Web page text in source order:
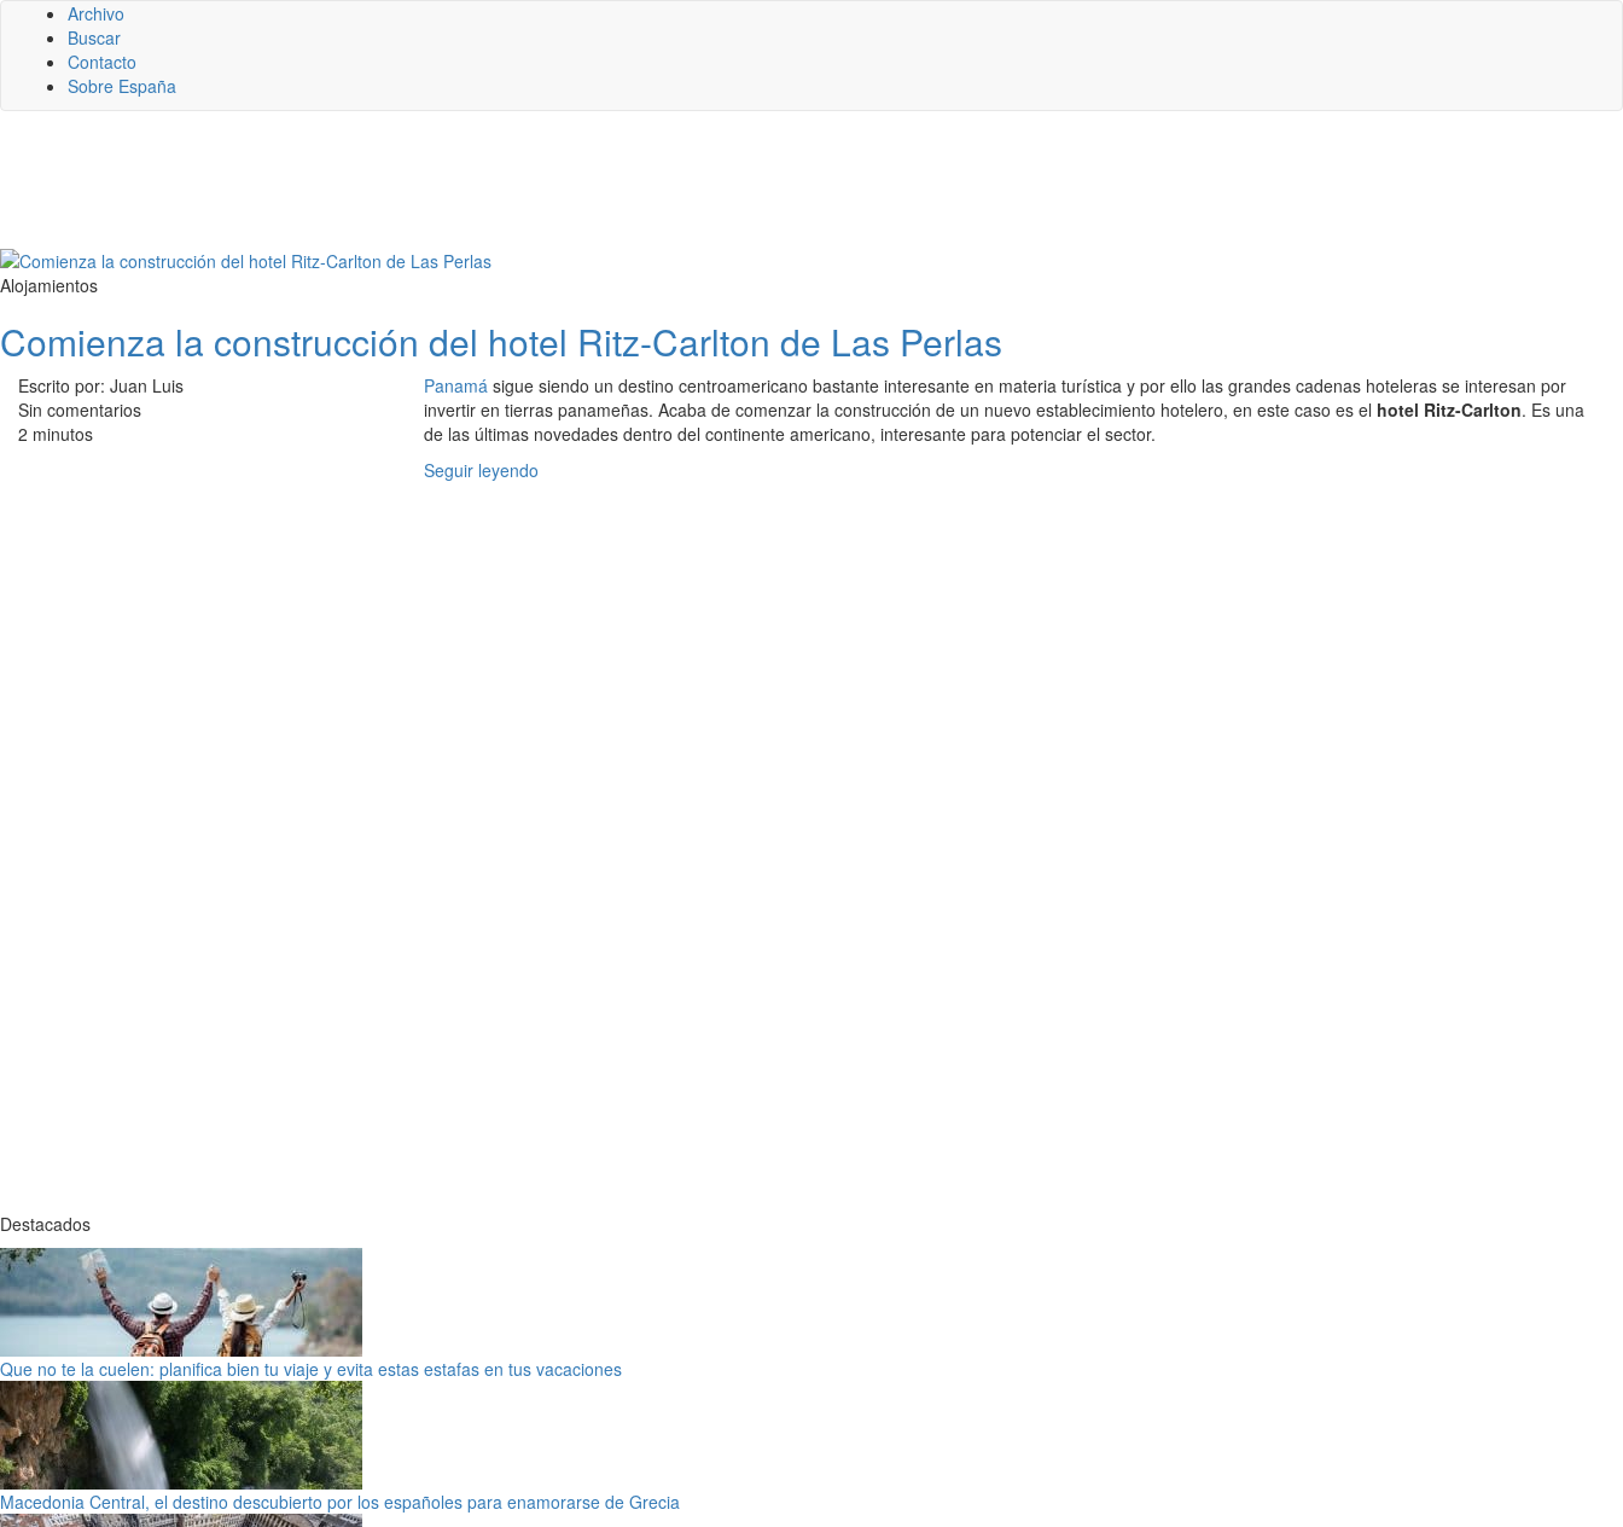
Archivo
Buscar
Contacto
Sobre España
Alojamientos
Comienza la construcción del hotel Ritz-Carlton de Las Perlas
Escrito por: Juan Luis
Sin comentarios
2 minutos
Panamá sigue siendo un destino centroamericano bastante interesante en materia turística y por ello las grandes cadenas hoteleras se interesan por
invertir en tierras panameñas. Acaba de comenzar la construcción de un nuevo establecimiento hotelero, en este caso es el hotel Ritz-Carlton. Es una
de las últimas novedades dentro del continente americano, interesante para potenciar el sector.
Seguir leyendo
Destacados
Que no te la cuelen: planifica bien tu viaje y evita estas estafas en tus vacaciones
Macedonia Central, el destino descubierto por los españoles para enamorarse de Grecia